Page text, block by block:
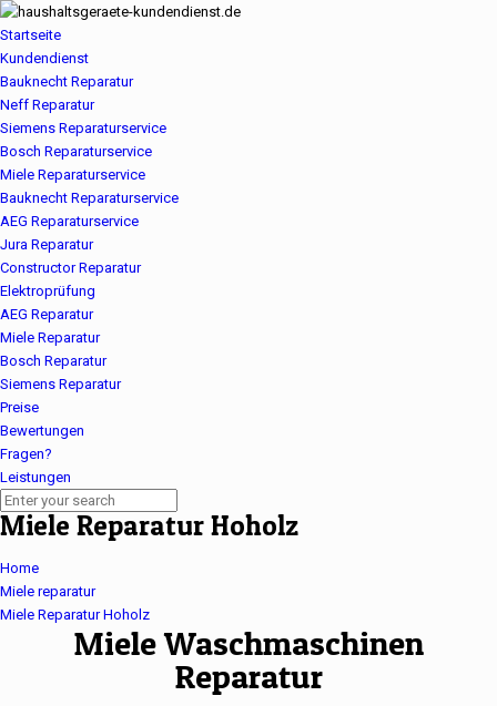
Startseite
Kundendienst
Bauknecht Reparatur
Neff Reparatur
Siemens Reparaturservice
Bosch Reparaturservice
Miele Reparaturservice
Bauknecht Reparaturservice
AEG Reparaturservice
Jura Reparatur
Constructor Reparatur
Elektroprüfung
AEG Reparatur
Miele Reparatur
Bosch Reparatur
Siemens Reparatur
Preise
Bewertungen
Fragen?
Leistungen
Miele Reparatur Hoholz
Home
Miele reparatur
Miele Reparatur Hoholz
Miele Waschmaschinen
Reparatur